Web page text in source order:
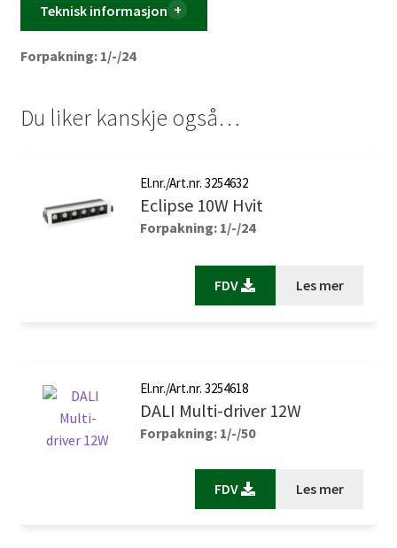
Teknisk informasjon
Forpakning: 1/-/24
Du liker kanskje også…
El.nr./Art.nr. 3254632
Eclipse 10W Hvit
Forpakning: 1/-/24
FDV Les mer
El.nr./Art.nr. 3254618
DALI Multi-driver 12W
Forpakning: 1/-/50
FDV Les mer